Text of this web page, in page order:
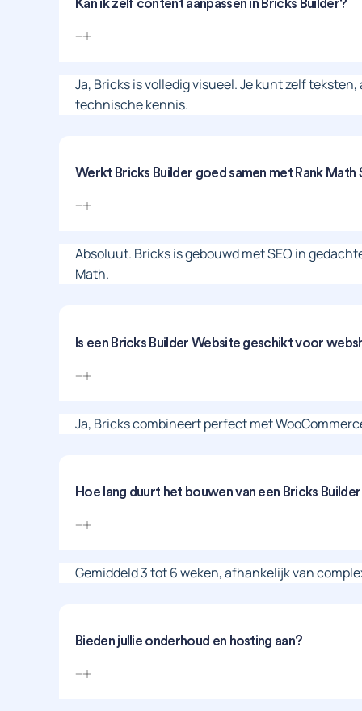
Kan ik zelf content aanpassen in Bricks Builder?
Ja, Bricks is volledig visueel. Je kunt zelf
technische kennis.
Werkt Bricks Builder goed samen met Rank Math
Absoluut. Bricks is gebouwd met SEO in
Math.
Is een Bricks Builder Website geschikt voor
Ja, Bricks combineert perfect met
Hoe lang duurt het bouwen van een Bricks
Gemiddeld 3 tot 6 weken, afhankelijk van
Bieden jullie onderhoud en hosting aan?